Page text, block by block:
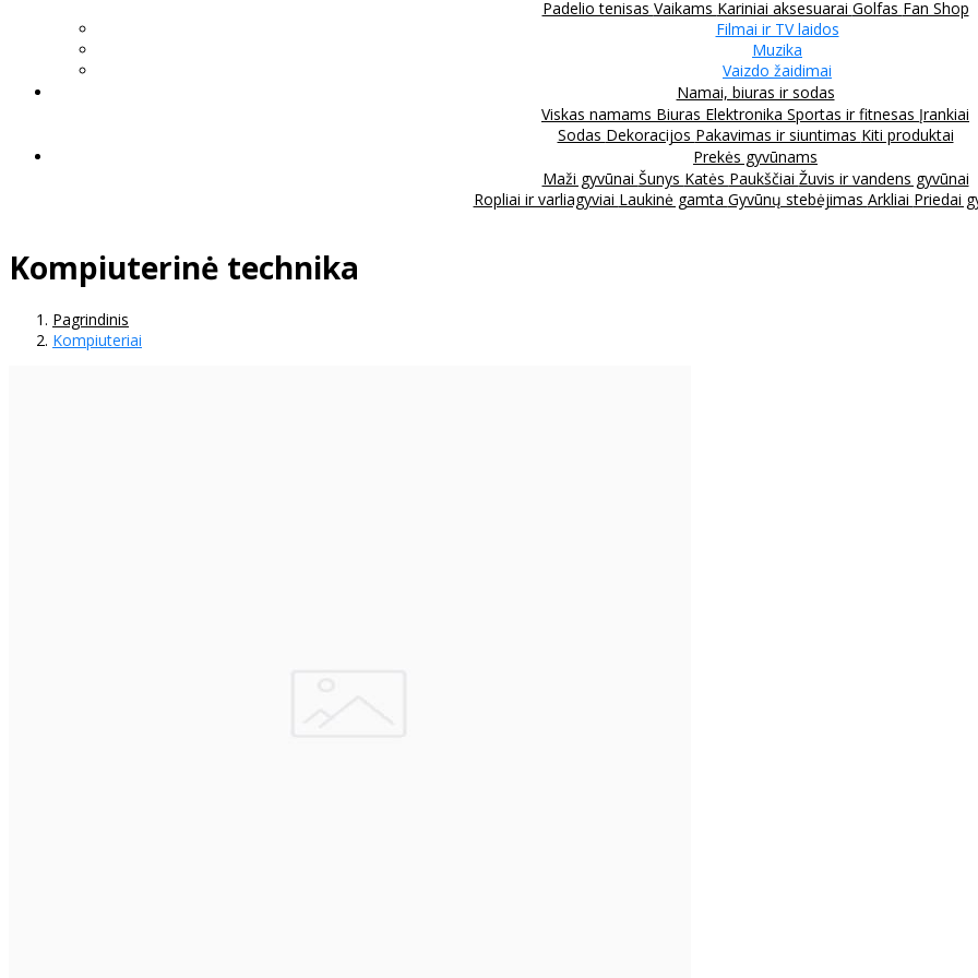
Padelio tenisas Vaikams Kariniai aksesuarai Golfas Fan Shop
Filmai ir TV laidos
Muzika
Vaizdo žaidimai
Namai, biuras ir sodas
Viskas namams Biuras Elektronika Sportas ir fitnesas Įrankiai
Sodas Dekoracijos Pakavimas ir siuntimas Kiti produktai
Prekės gyvūnams
Maži gyvūnai Šunys Katės Paukščiai Žuvis ir vandens gyvūnai
Ropliai ir varliagyviai Laukinė gamta Gyvūnų stebėjimas Arkliai Priedai
Kompiuterinė technika
Pagrindinis
Kompiuteriai